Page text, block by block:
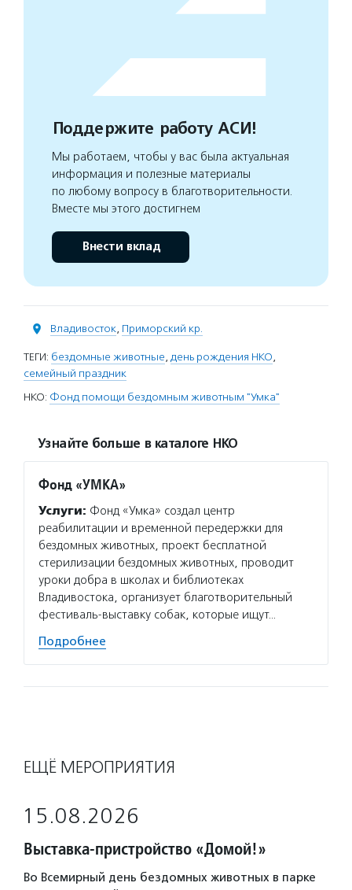
Поддержите работу АСИ!
Мы работаем, чтобы у вас была актуальная
информация и полезные материалы
по любому вопросу в благотворительности.
Вместе мы этого достигнем
Внести вклад
Владивосток, Приморский кр.
ТЕГИ: бездомные животные, день рождения НКО,
семейный праздник
НКО: Фонд помощи бездомным животным "Умка"
Узнайте больше в каталоге НКО
Фонд «УМКА»
Услуги: Фонд «Умка» создал центр
реабилитации и временной передержки для
бездомных животных, проект бесплатной
стерилизации бездомных животных, проводит
уроки добра в школах и библиотеках
Владивостока, организует благотворительный
фестиваль-выставку собак, которые ищут…
Подробнее
ЕЩЁ МЕРОПРИЯТИЯ
15.08.2026
Выставка-пристройство «Домой!»
Во Всемирный день бездомных животных в парке